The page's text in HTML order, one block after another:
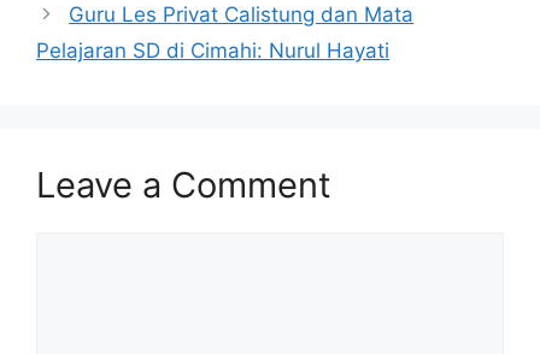
Guru Les Privat Calistung dan Mata
Pelajaran SD di Cimahi: Nurul Hayati
Leave a Comment